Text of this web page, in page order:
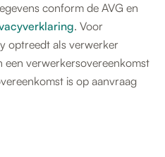
conform de AVG en
. Voor
optreedt als verwerker
een verwerkersovereenkomst
is op aanvraag